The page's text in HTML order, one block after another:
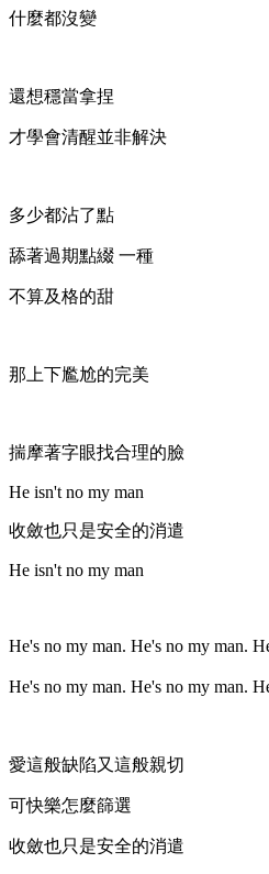
什麼都沒變
還想穩當拿捏
才學會清醒並非解決
多少都沾了點
舔著過期點綴 一種
不算及格的甜
那上下尷尬的完美
揣摩著字眼找合理的臉
He isn't no my man
收斂也只是安全的消遣
He isn't no my man
He's no my man. He's no my man.
He's no my man. He's no my man.
愛這般缺陷又這般親切
可快樂怎麼篩選
收斂也只是安全的消遣